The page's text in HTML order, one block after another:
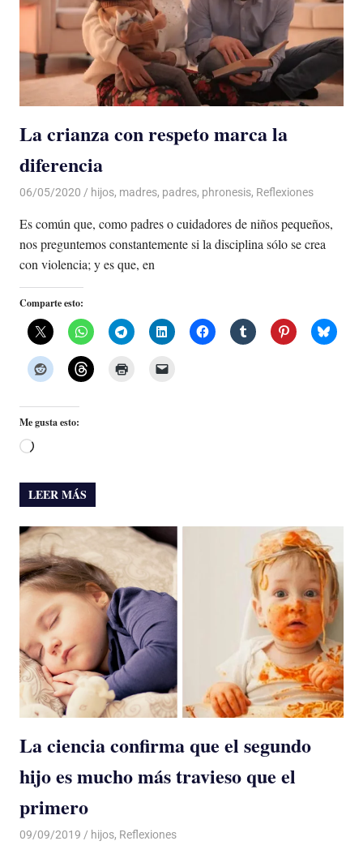
La crianza con respeto marca la
diferencia
06/05/2020 De todo un Poco
hijos, madres, padres, phronesis, Reflexiones
Es común que, como padres o cuidadores de niños pequeños,
nos preguntemos constantemente si la disciplina sólo se crea
con violencia; y es que, en
Comparte esto:
Me gusta esto:
Cargando...
LEER MÁS
La ciencia confirma que el segundo
hijo es mucho más travieso que el
primero
09/09/2019 De todo un Poco
hijos, Reflexiones